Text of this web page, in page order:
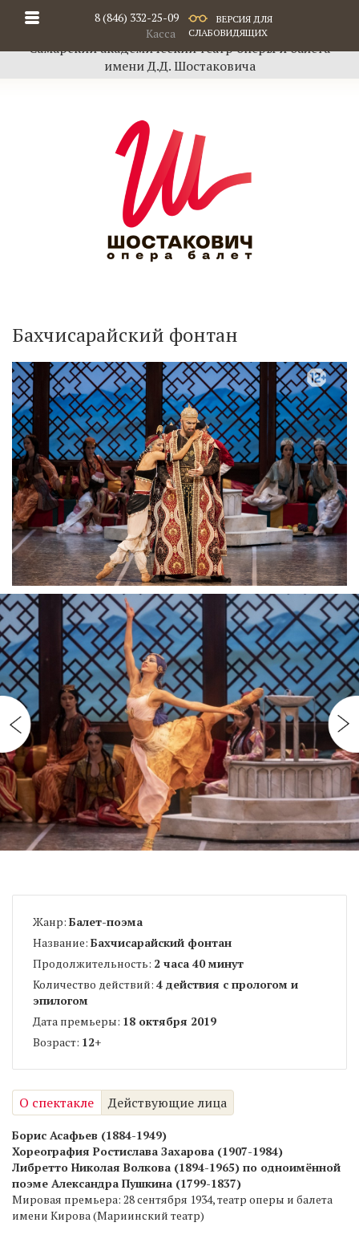
8 (846) 332-25-09
Касса
ВЕРСИЯ ДЛЯ
СЛАБОВИДЯЩИХ
Самарский академический театр оперы и балета
имени Д.Д. Шостаковича
Бахчисарайский фонтан
Жанр: Балет-поэма
Название: Бахчисарайский фонтан
Продолжительность: 2 часа 40 минут
Количество действий: 4 действия с прологом и
эпилогом
Дата премьеры: 18 октября 2019
Возраст: 12+
О спектакле Действующие лица
Борис Асафьев (1884-1949)
Хореография Ростислава Захарова (1907-1984)
Либретто Николая Волкова (1894-1965) по одноимённой
поэме Александра Пушкина (1799-1837)
Мировая премьера: 28 сентября 1934, театр оперы и балета
имени Кирова (Мариинский театр)